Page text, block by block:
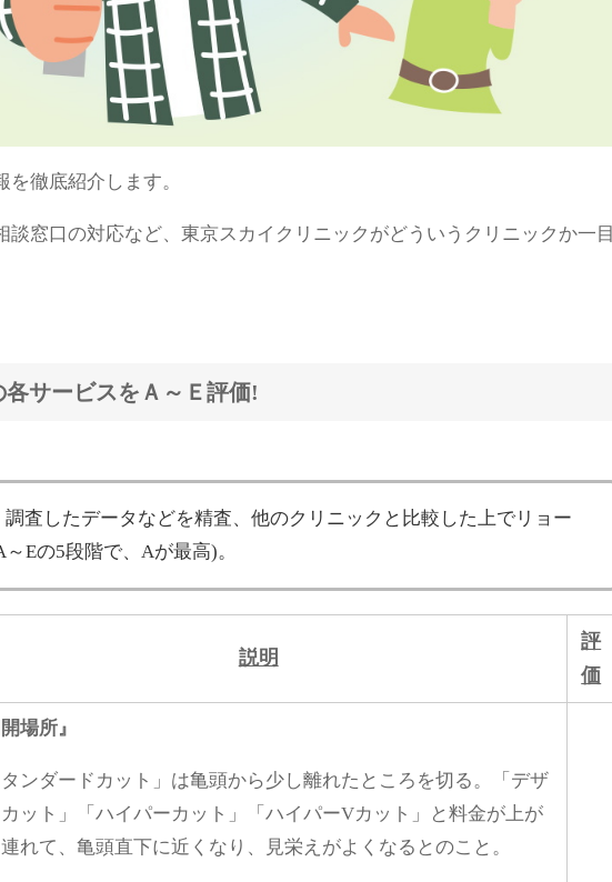
徹底紹介します。
窓口の対応など、東京スカイクリニックがどういうクリニックか一目
サービスをＡ～Ｅ評価!
査したデータなどを精査、他のクリニックと比較した上でリョー
Eの5段階で、Aが最高)。
説明
評
価
開場所』
タンダードカット」は亀頭から少し離れたところを切る。「デザ
ット」「ハイパーカット」「ハイパーVカット」と料金が上が
れて、亀頭直下に近くなり、見栄えがよくなるとのこと。